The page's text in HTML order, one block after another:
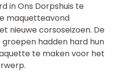
in Ons Dorpshuis te
maquetteavond
nieuwe corsoseizoen. De
hadden hard hun
te maken voor het